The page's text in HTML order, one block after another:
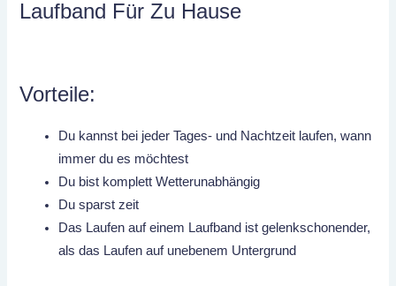
Laufband Für Zu Hause
Vorteile:
Du kannst bei jeder Tages- und Nachtzeit laufen, wann
immer du es möchtest
Du bist komplett Wetterunabhängig
Du sparst zeit
Das Laufen auf einem Laufband ist gelenkschonender,
als das Laufen auf unebenem Untergrund